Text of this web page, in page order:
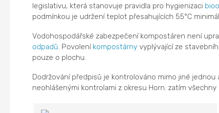
legislativu, která stanovuje pravidla pro hygienizaci
podmínkou je udržení teplot přesahujících 55°C
Vodohospodářské zabezpečení kompostáren není
odpadů . Povolení kompostárnyvyplývající ze
pouze o plochu.
Dodržování předpisů je kontrolováno mimo jiné
neohlášenými kontrolami z okresu Horn. zatím